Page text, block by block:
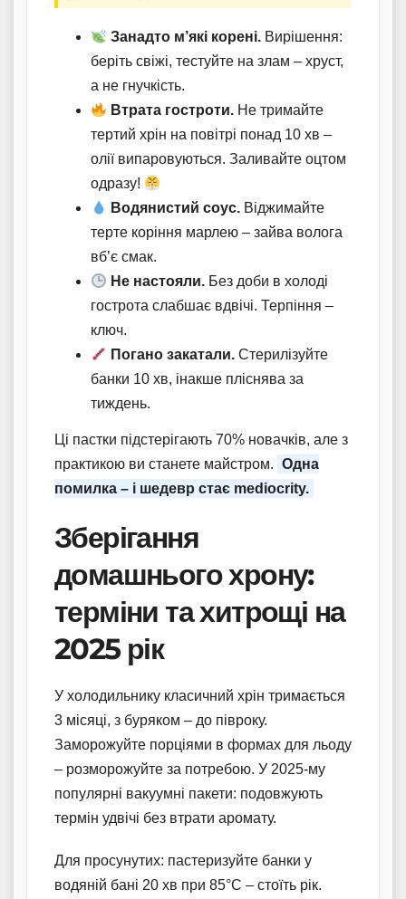
Занадто м’які корені. Вирішення:
беріть свіжі, тестуйте на злам – хруст,
а не гнучкість.
Втрата гостроти. Не тримайте
тертий хрін на повітрі понад 10 хв –
олії випаровуються. Заливайте оцтом
одразу!
Водянистий соус. Віджимайте
терте коріння марлею – зайва волога
вб’є смак.
Не настояли. Без доби в холоді
гострота слабшає вдвічі. Терпіння –
ключ.
Погано закатали. Стерилізуйте
банки 10 хв, інакше пліснява за
тиждень.
Ці пастки підстерігають 70% новачків, але з
практикою ви станете майстром. Одна
помилка – і шедевр стає mediocrity.
Зберігання
домашнього хрону:
терміни та хитрощі на
2025 рік
У холодильнику класичний хрін тримається
3 місяці, з буряком – до півроку.
Заморожуйте порціями в формах для льоду
– розморожуйте за потребою. У 2025-му
популярні вакуумні пакети: подовжують
термін удвічі без втрати аромату.
Для просунутих: пастеризуйте банки у
водяній бані 20 хв при 85°C – стоїть рік.